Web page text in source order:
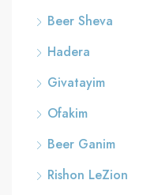
Beer Sheva
Hadera
Givatayim
Ofakim
Beer Ganim
Rishon LeZion